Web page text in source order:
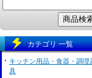
カテゴリ 一覧
キッチン用品・食器・調理
具